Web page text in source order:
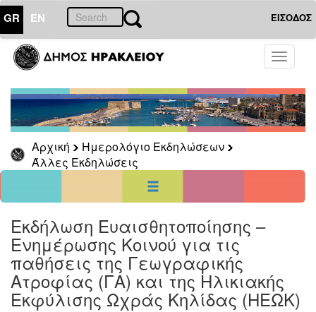
GR EN ΕΙΣΟΔΟΣ
Toggle
Αρχική
Ημερολόγιο Εκδηλώσεων
Άλλες Εκδηλώσεις
01Αύγουστος
2026
Κυρ Δευ Τρι Τετ Πεμ Παρ Σαβ
1
9 10 11 12 13 14
15
16
17 18 19 20 21
22
29
ΗΜΕΡΟΛΟΓΙΟ
ΕΚΔΗΛΩΣΕΩΝ
Άλλες
Εκδηλώσεις
Εκδήλωση Ευαισθητοποίησης –
Ενημέρωσης Κοινού για τις
παθήσεις της Γεωγραφικής
Ατροφίας (ΓΑ) και της Ηλικιακής
Εκφύλισης Ωχράς Κηλίδας (ΗΕΩΚ)